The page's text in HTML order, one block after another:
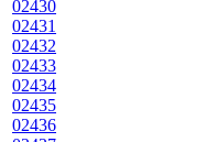
02430
02431
02432
02433
02434
02435
02436